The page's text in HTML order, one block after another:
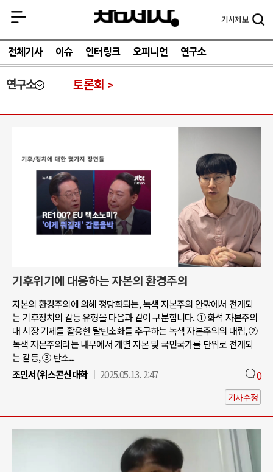
기사제보
전체기사 이슈 인터링크 오피니언 연구소
연구소 토론회
기후위기에 대응하는 자본의 환경주의
자본의 환경주의에 의해 정당화되는, 녹색 자본주의 안팎에서 전개되
는 기후정치의 갈등 유형을 다음과 같이 구분합니다. ① 화석 자본주의
대 시장 기제를 활용한 탈탄소화를 추구하는 녹색 자본주의의 대립, ②
녹색 자본주의라는 내부에서 개별 자본 및 국민국가를 단위로 전개되
는 갈등, ③ 탄소...
조민서(위스콘신대학
2025.05.13. 2:47 0
기사수정